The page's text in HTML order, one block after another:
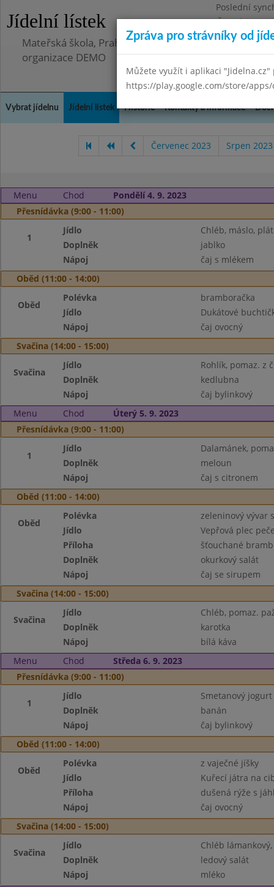
Jídelní lístek
Poslední
Čtvrtek
Mateřská škola, Praha 5 - Hlubočepy, Hlubočepská
organizace DEMO
Vybrat jídelnu Jídelní lístek Historie Kontakty a informace
Červenec 2023 Srpen 2023
Menu Chod
Pondělí 4. 9. 2023
Přesnídávka (9:00 - 11:00)
1
Jídlo
Chléb, máslo,
Doplněk
jablko
Nápoj
čaj s mlékem
Oběd (11:00 - 14:00)
Oběd
Polévka
bramboračka
Jídlo
Dukátové
Nápoj
čaj ovocný
Svačina (14:00 - 15:00)
Svačina
Jídlo
Rohlík, pomaz. z
Doplněk
kedlubna
Nápoj
čaj bylinkový
Menu
Chod
Úterý 5. 9. 2023
Přesnídávka (9:00 - 11:00)
1
Jídlo
Dalamánek,
Doplněk
meloun
Nápoj
čaj s citronem
Oběd (11:00 - 14:00)
Oběd
Polévka
zeleninový vývar
Jídlo
Vepřová plec
Příloha
šťouchané
Doplněk
okurkový salát
Nápoj
čaj se sirupem
Svačina (14:00 - 15:00)
Svačina
Jídlo
Chléb, pomaz.
Doplněk
karotka
Nápoj
bílá káva
Menu
Chod
Středa 6. 9. 2023
Přesnídávka (9:00 - 11:00)
1
Jídlo
Smetanový
Doplněk
banán
Nápoj
čaj bylinkový
Oběd (11:00 - 14:00)
Oběd
Polévka
z vaječné jíšky
Jídlo
Kuřecí játra na
Příloha
dušená rýže s
Nápoj
čaj ovocný
Svačina (14:00 - 15:00)
Svačina
Jídlo
Chléb
Doplněk
ledový salát
Nápoj
mléko
Zpráva pro strávníky od
Můžete využít i aplikaci
https://play.google.com/store/